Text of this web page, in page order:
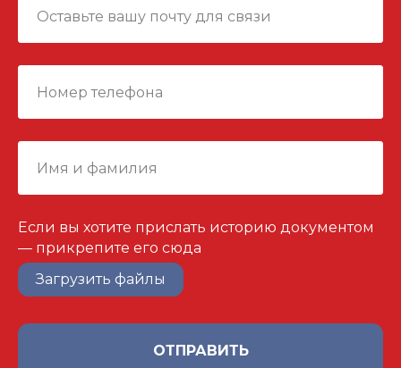
Если вы хотите прислать историю документом
— прикрепите его сюда
Загрузить файлы
ОТПРАВИТЬ